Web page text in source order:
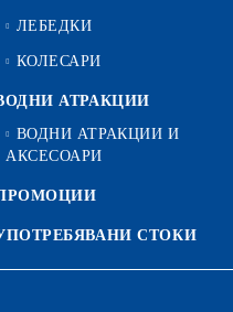
ЛЕБЕДКИ
КОЛЕСАРИ
АТРАКЦИИ
ВОДНИ АТРАКЦИИ И
АКСЕСОАРИ
СТОКИ